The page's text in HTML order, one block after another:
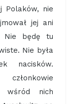
Polaków, nie
jej ani
Nie będę tu
Nie była
nacisków.
wśród nich